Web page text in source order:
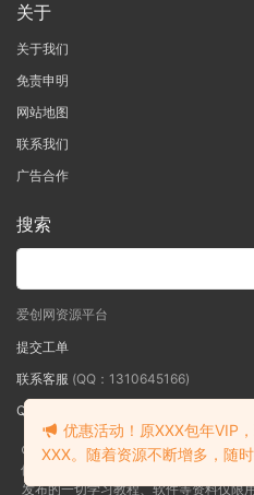
关于
关于我们
免责申明
网站地图
联系我们
广告合作
搜索
爱创网资源平台
提交工单
联系客服 (QQ：1310645166)
QQ群
©2018-2026爱创网网内容全部来自网
侵犯了您的合法权益,请联系我们删除
发布的一切学习教程、软件等资料仅限
优惠活动！原XXX包年VIP
XXX。随着资源不断增多，随